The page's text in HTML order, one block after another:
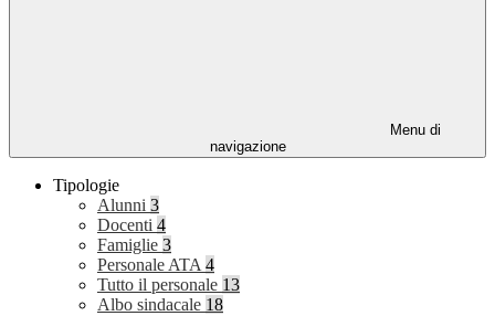
Menu di
navigazione
Tipologie
Alunni 3
Docenti 4
Famiglie 3
Personale ATA 4
Tutto il personale 13
Albo sindacale 18